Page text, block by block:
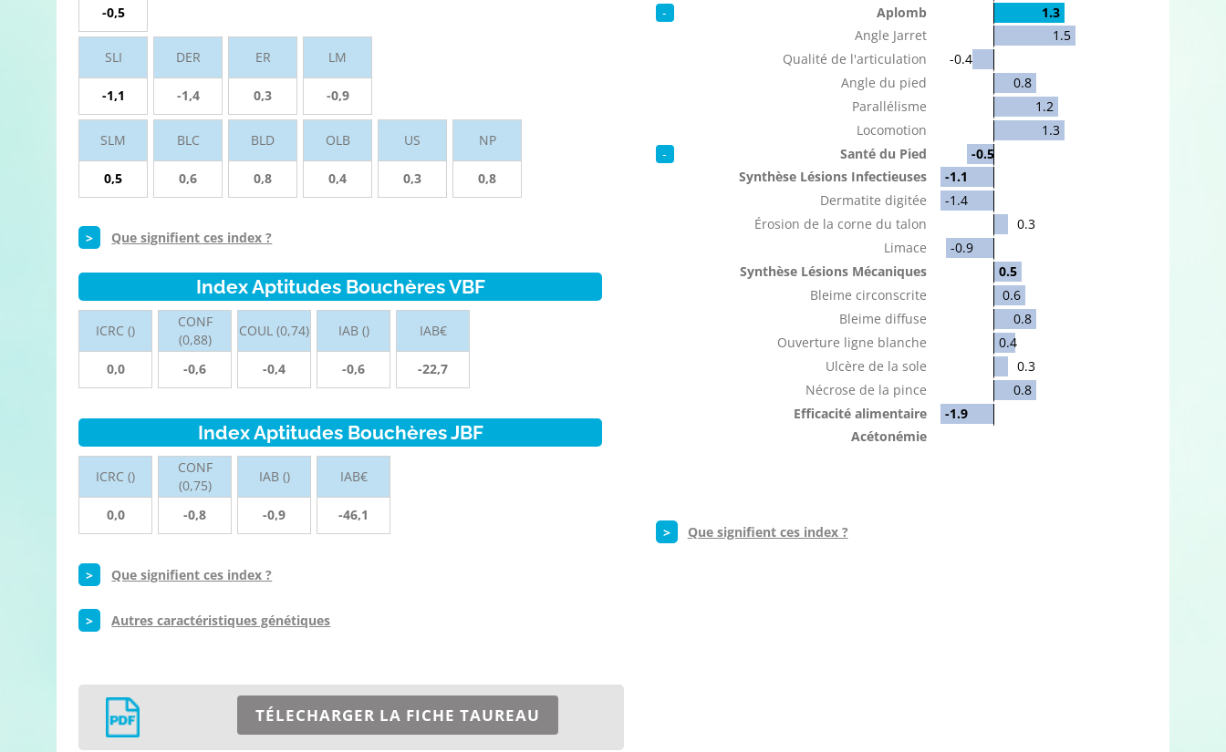
-0,5
SLI
-1,1
DER
-1,4
ER
0,3
LM
-0,9
SLM
0,5
BLC
0,6
BLD
0,8
OLB
0,4
US
0,3
NP
0,8
> Que signifient ces index ?
Index Aptitudes Bouchères VBF
ICRC ()
0,0
CONF
(0,88)
-0,6
COUL (0,74)
-0,4
IAB ()
-0,6
IAB€
-22,7
Index Aptitudes Bouchères JBF
ICRC ()
0,0
CONF
(0,75)
-0,8
IAB ()
-0,9
IAB€
-46,1
> Que signifient ces index ?
> Autres caractéristiques génétiques
TÉLECHARGER LA FICHE TAUREAU
-
Aplomb
1.3
Angle Jarret
1.5
Qualité de l'articulation
-0.4
Angle du pied
0.8
Parallélisme
1.2
Locomotion
1.3
-
Santé du Pied
-0.5
Synthèse Lésions Infectieuses
-1.1
Dermatite digitée
-1.4
Érosion de la corne du talon
0.3
Limace
-0.9
Synthèse Lésions Mécaniques
0.5
Bleime circonscrite
0.6
Bleime diffuse
0.8
Ouverture ligne blanche
0.4
Ulcère de la sole
0.3
Nécrose de la pince
0.8
Efficacité alimentaire
-1.9
Acétonémie
> Que signifient ces index ?